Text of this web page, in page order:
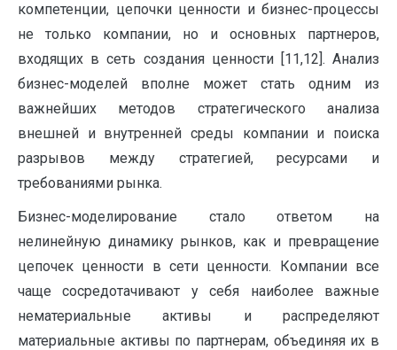
компетенции, цепочки ценности и бизнес-процессы
не только компании, но и основных партнеров,
входящих в сеть создания ценности [11,12]. Анализ
бизнес-моделей вполне может стать одним из
важнейших методов стратегического анализа
внешней и внутренней среды компании и поиска
разрывов между стратегией, ресурсами и
требованиями рынка.
Бизнес-моделирование стало ответом на
нелинейную динамику рынков, как и превращение
цепочек ценности в сети ценности. Компании все
чаще сосредотачивают у себя наиболее важные
нематериальные активы и распределяют
материальные активы по партнерам, объединяя их в